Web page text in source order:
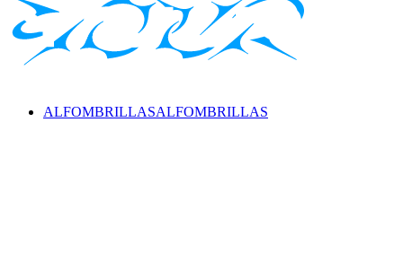
ALFOMBRILLASALFOMBRILLAS